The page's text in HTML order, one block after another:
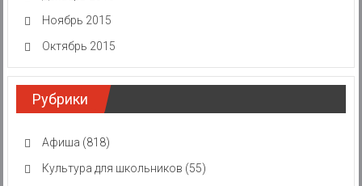
Ноябрь 2015
Октябрь 2015
Рубрики
Афиша (818)
Культура для школьников (55)